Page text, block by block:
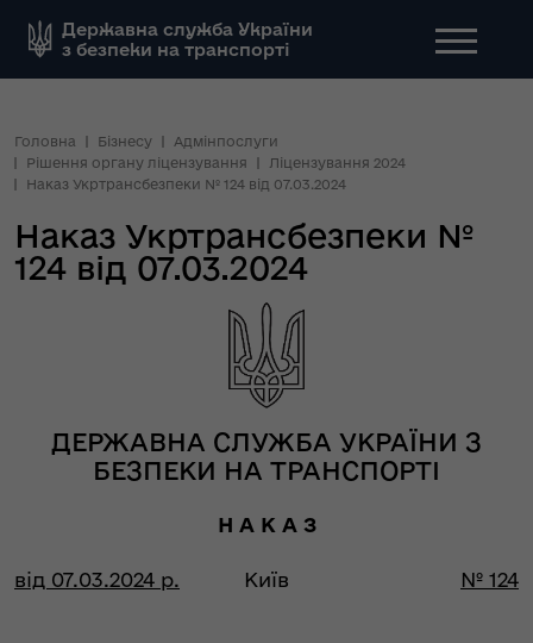
Державна служба України
з безпеки на транспорті
Головна Бізнесу
Адмінпослуги
Рішення органу ліцензування
Ліцензування 2024
Наказ Укртрансбезпеки № 124 від 07.03.2024
Наказ Укртрансбезпеки №
124 від 07.03.2024
ДЕРЖАВНА СЛУЖБА УКРАЇНИ З
БЕЗПЕКИ НА ТРАНСПОРТІ
Н А К А З
від 07.03.2024 р. Київ № 124